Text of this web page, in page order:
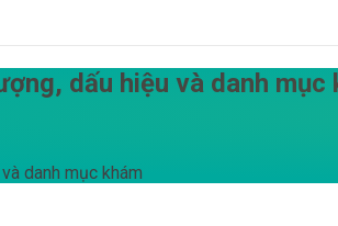
dấu hiệu và danh mục
danh mục khám